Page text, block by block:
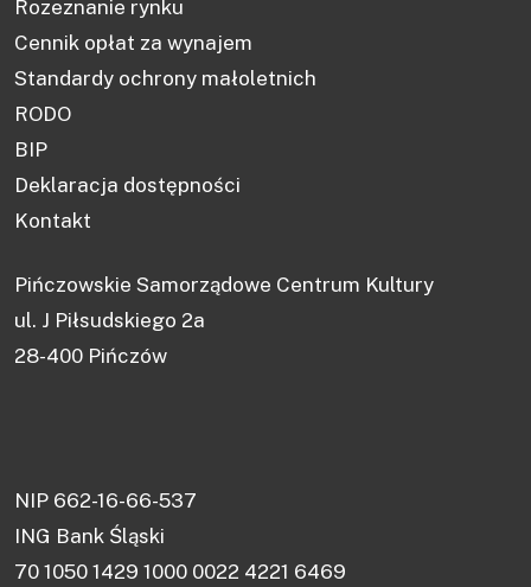
Rozeznanie rynku
Cennik opłat za wynajem
Standardy ochrony małoletnich
RODO
BIP
Deklaracja dostępności
Kontakt
Pińczowskie Samorządowe Centrum Kultury
ul. J Piłsudskiego 2a
28-400 Pińczów
NIP 662-16-66-537
ING Bank Śląski
70 1050 1429 1000 0022 4221 6469